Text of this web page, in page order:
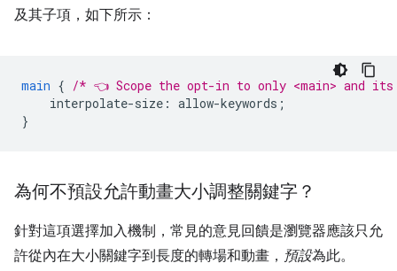
及其子項，如下所示：
main { /* 👈 Scope the opt-in to only <main> and its
interpolate-size : allow-keywords ;
}
為何不預設允許動畫大小調整關鍵字？
針對這項選擇加入機制，常見的意見回饋是瀏覽器應該只允
許從內在大小關鍵字到長度的轉場和動畫， 預設為此。